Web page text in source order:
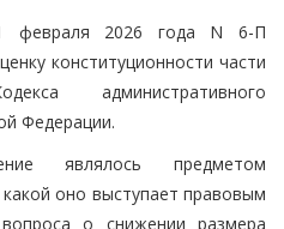
февраля 2026 года N 6-П
конституционности части
административного
Федерации.
являлось предметом
оно выступает правовым
о снижении размера